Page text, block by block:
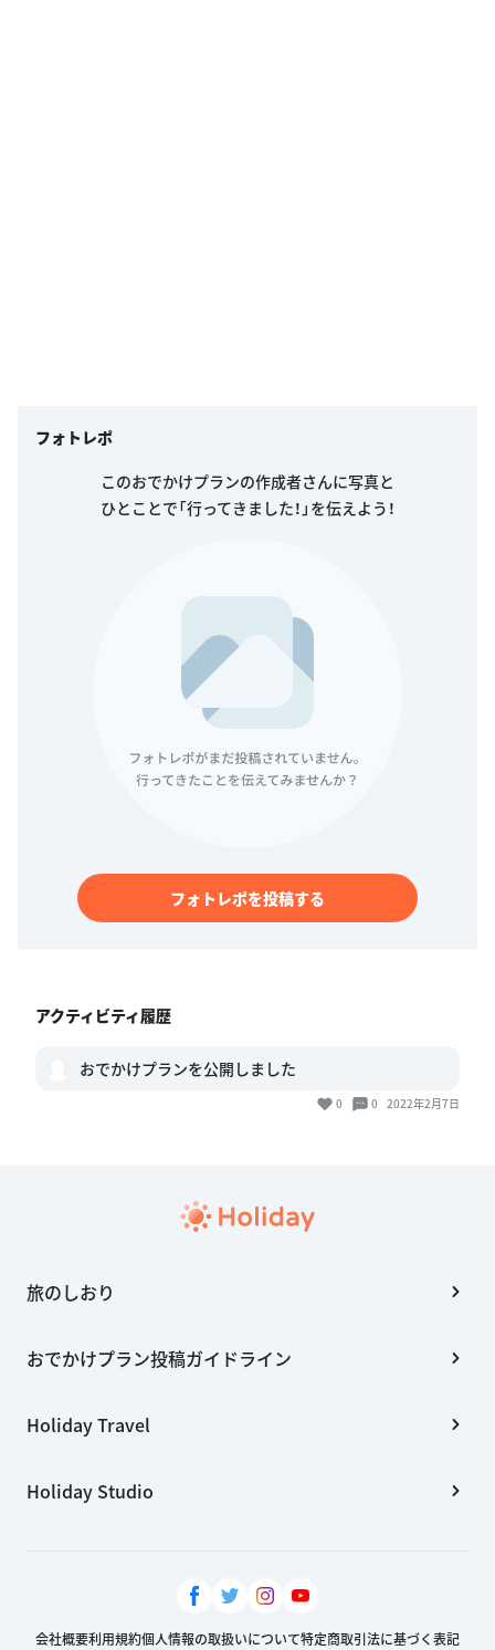
フォトレポ
このおでかけプランの作成者さんに写真と
ひとことで「行ってきました！」を伝えよう！
フォトレポを投稿する
アクティビティ履歴
おでかけプランを公開しました
0 0 2022年2月7日
旅のしおり
おでかけプラン投稿ガイドライン
Holiday Travel
Holiday Studio
会社概要利用規約個人情報の取扱いについて特定商取引法に基づく表記